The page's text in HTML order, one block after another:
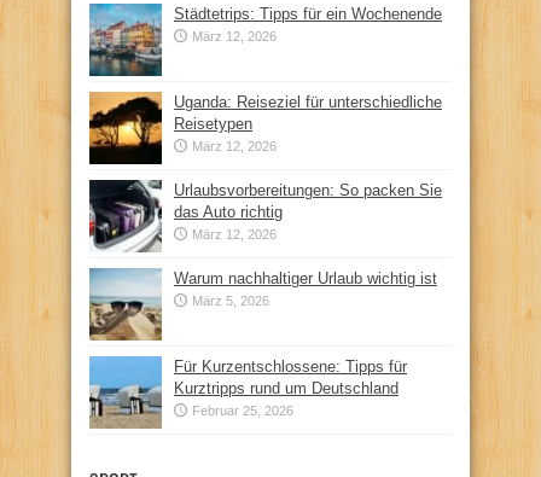
Städtetrips: Tipps für ein Wochenende
März 12, 2026
Uganda: Reiseziel für unterschiedliche
Reisetypen
März 12, 2026
Urlaubsvorbereitungen: So packen Sie
das Auto richtig
März 12, 2026
Warum nachhaltiger Urlaub wichtig ist
März 5, 2026
Für Kurzentschlossene: Tipps für
Kurztripps rund um Deutschland
Februar 25, 2026